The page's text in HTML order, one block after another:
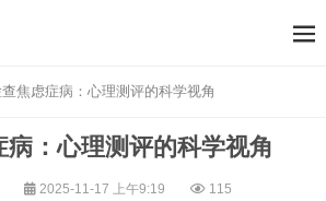
焦虑症病：心理测评的科学视角
病：心理测评的科学视角
2025-11-17 上午9:19 115